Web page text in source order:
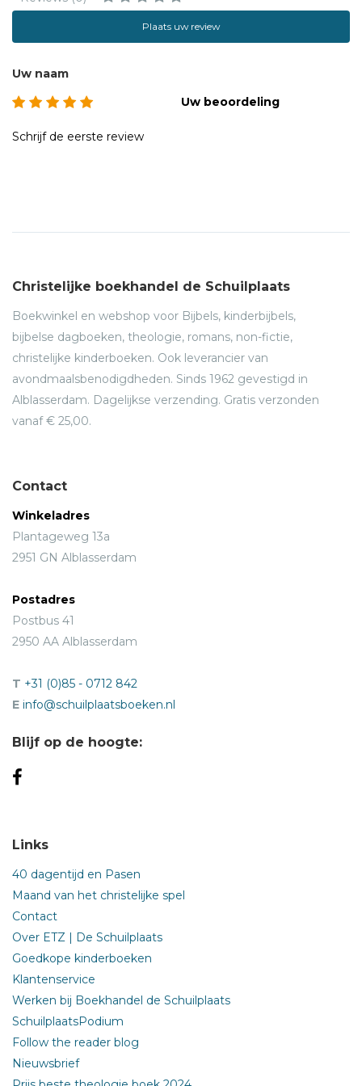
Plaats uw review
Uw naam
Uw beoordeling
Schrijf de eerste review
Christelijke boekhandel de Schuilplaats
Boekwinkel en webshop voor Bijbels, kinderbijbels,
bijbelse dagboeken, theologie, romans, non-fictie,
christelijke kinderboeken. Ook leverancier van
avondmaalsbenodigdheden. Sinds 1962 gevestigd in
Alblasserdam. Dagelijkse verzending. Gratis verzonden
vanaf € 25,00.
Contact
Winkeladres
Plantageweg 13a
2951 GN Alblasserdam
Postadres
Postbus 41
2950 AA Alblasserdam
T +31 (0)85 - 0712 842
E info@schuilplaatsboeken.nl
Blijf op de hoogte:
Links
40 dagentijd en Pasen
Maand van het christelijke spel
Contact
Over ETZ | De Schuilplaats
Goedkope kinderboeken
Klantenservice
Werken bij Boekhandel de Schuilplaats
SchuilplaatsPodium
Follow the reader blog
Nieuwsbrief